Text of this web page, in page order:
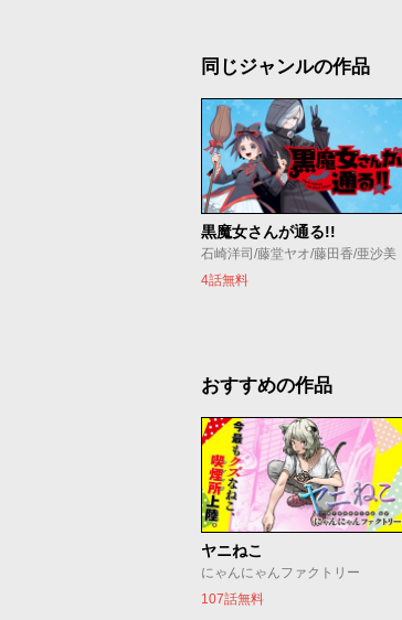
同じジャンルの作品
黒魔女さんが通る!!
石崎洋司/藤堂ヤオ/藤田香/亜沙美
4話無料
おすすめの作品
ヤニねこ
にゃんにゃんファクトリー
107話無料